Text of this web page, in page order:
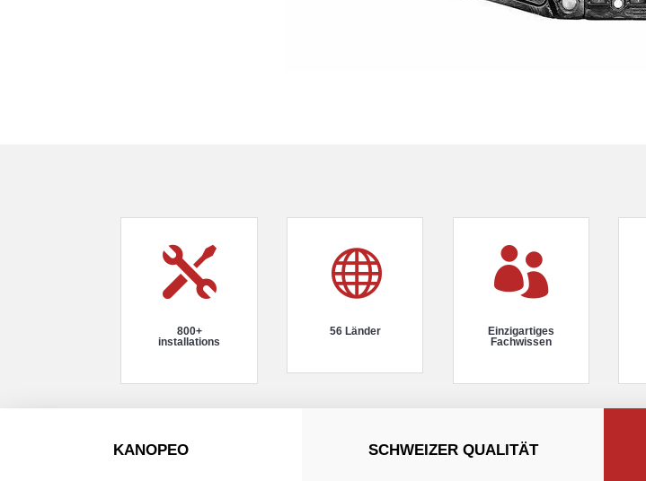

800+
installations

56 Länder

Einzigartiges
Fachwissen
KANOPEO SCHWEIZER QUALITÄT